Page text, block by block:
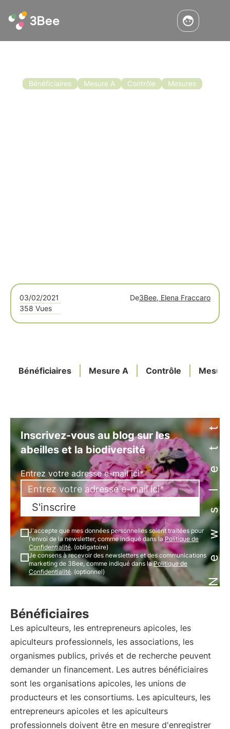
Bénéficiaires Mesure A Contrôle Mesures
03/02/2021 De3Bee, Elena Fraccaro
358 Vues
Bénéficiaires Mesure A Contrôle Newsletter
Inscrivez-vous au blog sur les
abeilles et la biodiversité
Entrez votre adresse e-mail ici*
S'inscrire
J'accepte que mes données personnelles soient traitées pour
l'envoi de la newsletter, comme indiqué dans laPolitique de
Confidentialité. (obligatoire)
Je consens à recevoir des newsletters et des communications
marketing de 3Bee, comme indiqué dans laPolitique de
Confidentialité. (optionnel)
Bénéficiaires
Les apiculteurs, les entrepreneurs apicoles, les
apiculteurs professionnels, les associations, les
organismes publics, privés et de recherche peuvent
demander un financement. Les autres bénéficiaires
sont les organisations apicoles, les unions de
producteurs et les consortiums. Les apiculteurs, les
entrepreneurs apicoles et les apiculteurs
professionnels doivent être en mesure d'enregistrer